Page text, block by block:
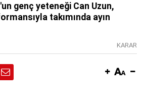
genç yeteneği Can Uzun,
takımında ayın
KARAR